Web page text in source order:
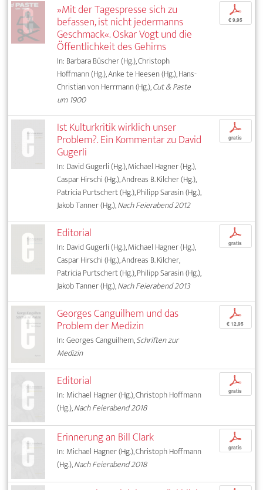
»Mit der Tagespresse sich zu
befassen, ist nicht jedermanns
Geschmack«. Oskar Vogt und die
Öffentlichkeit des Gehirns
In: Barbara Büscher (Hg.), Christoph
Hoffmann (Hg.), Anke te Heesen (Hg.), Hans-
Christian von Herrmann (Hg.),Cut & Paste
um 1900
p
€ 9,95
Ist Kulturkritik wirklich unser
Problem?. Ein Kommentar zu David
Gugerli
In: David Gugerli (Hg.), Michael Hagner (Hg.),
Caspar Hirschi (Hg.), Andreas B. Kilcher (Hg.),
Patricia Purtschert (Hg.), Philipp Sarasin (Hg.),
Jakob Tanner (Hg.),Nach Feierabend 2012
p
gratis
Editorial
In: David Gugerli (Hg.), Michael Hagner (Hg.),
Caspar Hirschi (Hg.), Andreas B. Kilcher,
Patricia Purtschert (Hg.), Philipp Sarasin (Hg.),
Jakob Tanner (Hg.),Nach Feierabend 2013
p
gratis
Georges Canguilhem und das
Problem der Medizin
In: Georges Canguilhem,Schriften zur
Medizin
p
€ 12,95
Editorial
In: Michael Hagner (Hg.), Christoph Hoffmann
(Hg.),Nach Feierabend 2018
p
gratis
Erinnerung an Bill Clark
In: Michael Hagner (Hg.), Christoph Hoffmann
(Hg.),Nach Feierabend 2018
p
gratis